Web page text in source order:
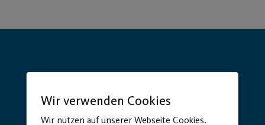
Hauptsponsor Generalausrüster
Wir verwenden Cookies
Wir nutzen auf unserer Webseite Cookies.